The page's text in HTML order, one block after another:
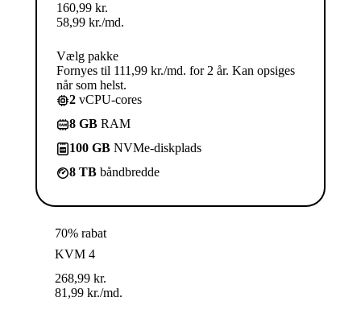
160,99 kr.
58,99 kr./md.
Vælg pakke
Fornyes til 111,99 kr./md. for 2 år. Kan opsiges
når som helst.
2 vCPU-cores
8 GB RAM
100 GB NVMe-diskplads
8 TB båndbredde
70% rabat
KVM 4
268,99 kr.
81,99 kr./md.